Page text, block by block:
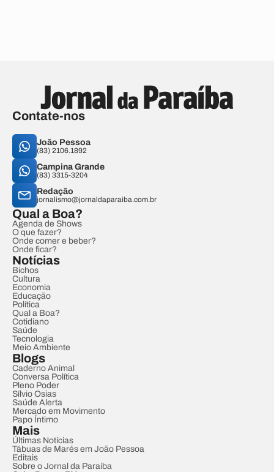
Contate-nos
João Pessoa
(83) 2106.1892
Campina Grande
(83) 3315-3204
Redação
jornalismo@jornaldaparaiba.com.br
Qual a Boa?
Agenda de Shows
O que fazer?
Onde comer e beber?
Onde ficar?
Notícias
Bichos
Cultura
Economia
Educação
Política
Qual a Boa?
Cotidiano
Saúde
Tecnologia
Meio Ambiente
Blogs
Caderno Animal
Conversa Política
Pleno Poder
Sílvio Osias
Saúde Alerta
Mercado em Movimento
Papo Íntimo
Mais
Últimas Notícias
Tábuas de Marés em João Pessoa
Editais
Sobre o Jornal da Paraíba